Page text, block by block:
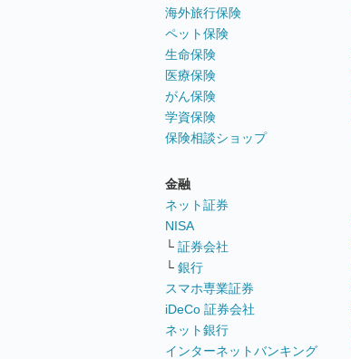
海外旅行保険
ペット保険
生命保険
医療保険
がん保険
学資保険
保険相談ショップ
金融
ネット証券
NISA
└ 証券会社
└ 銀行
スマホ専業証券
iDeCo 証券会社
ネット銀行
インターネットバンキング